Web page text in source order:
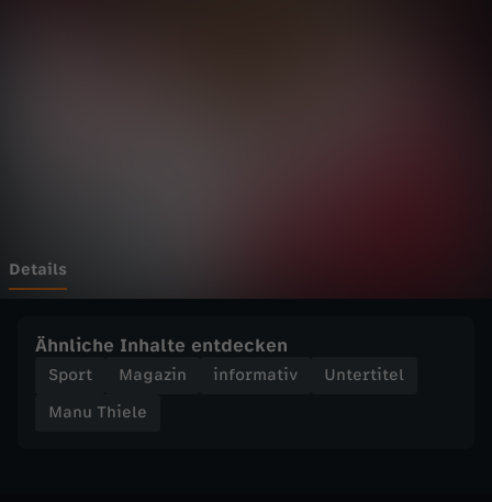
e
d
Details
Ähnliche Inhalte entdecken
Sport Magazin informativ
Untertitel
Manu Thiele